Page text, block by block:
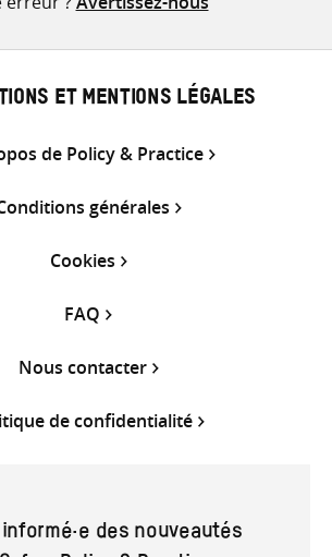
ET MENTIONS LÉGALES
de Policy & Practice
générales
Cookies
FAQ
Nous contacter
de confidentialité
informé·e des nouveautés